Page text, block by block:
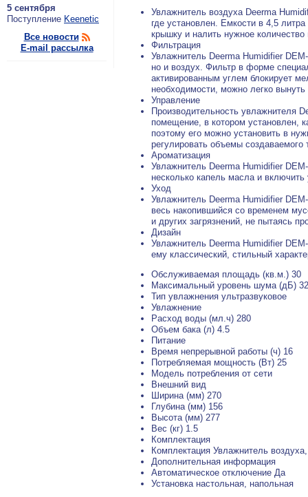
5 сентября
По­ступ­ле­ние Keenetic
Все новости
E-mail рассылка
Увлажнитель воздуха Deerma
где установлен. Емкости в 4,5
крышку и налить нужное
Фильтрация
Увлажнитель Deerma Humidifier
но и воздух. Фильтр в форме
активированным углем блокирует
необходимости, можно легко вынуть
Управление
Производительность увлажнителя
помещение, в котором установлен,
поэтому его можно установить в
регулировать объемы создаваемого
Ароматизация
Увлажнитель Deerma Humidifier
несколько капель масла и
Уход
Увлажнитель Deerma Humidifier
весь накопившийся со временем
и других загрязнений, не пытаясь
Дизайн
Увлажнитель Deerma Humidifier
ему классический, стильный
Обслуживаемая площадь (кв.м.) 30
Максимальный уровень шума (дБ) 32
Тип увлажнения ультразвуковое
Увлажнение
Расход воды (мл.ч) 280
Объем бака (л) 4.5
Питание
Время непрерывной работы (ч) 16
Потребляемая мощность (Вт) 25
Модель потребления от сети
Внешний вид
Ширина (мм) 270
Глубина (мм) 156
Высота (мм) 277
Вес (кг) 1.5
Комплектация
Комплектация Увлажнитель
Дополнительная информация
Автоматическое отключение Да
Установка настольная, напольная